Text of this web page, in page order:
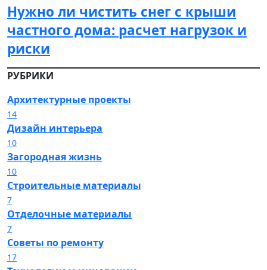
Нужно ли чистить снег с крыши
частного дома: расчет нагрузок и
риски
РУБРИКИ
Архитектурные проекты
14
Дизайн интерьера
10
Загородная жизнь
10
Строительные материалы
7
Отделочные материалы
7
Советы по ремонту
17